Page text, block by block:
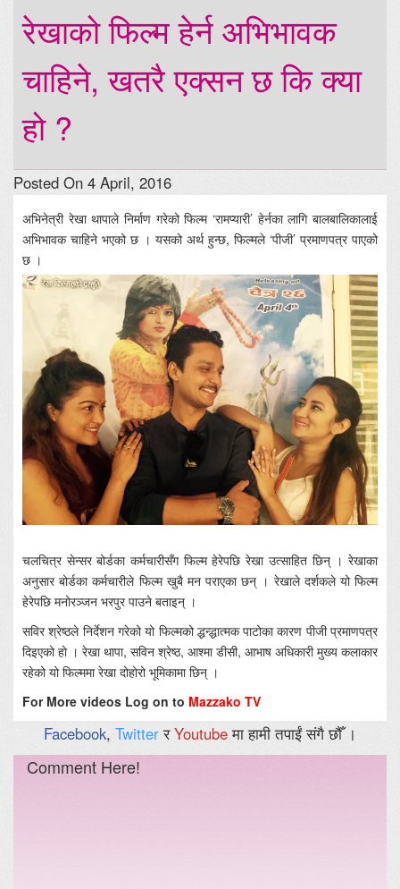
रेखाको फिल्म हेर्न अभिभावक
चाहिने, खतरै एक्सन छ कि क्या
हो ?
Posted On 4 April, 2016
अभिनेत्री रेखा थापाले निर्माण गरेको फिल्म ‘रामप्यारी’ हेर्नका लागि बालबालिकालाई
अभिभावक चाहिने भएको छ । यसको अर्थ हुन्छ, फिल्मले ‘पीजी’ प्रमाणपत्र पाएको
छ ।
चलचित्र सेन्सर बोर्डका कर्मचारीसँग फिल्म हेरेपछि रेखा उत्साहित छिन् । रेखाका
अनुसार बोर्डका कर्मचारीले फिल्म खुबै मन पराएका छन् । रेखाले दर्शकले यो फिल्म
हेरेपछि मनोरञ्जन भरपुर पाउने बताइन् ।
सविर श्रेष्ठले निर्देशन गरेको यो फिल्मको द्धन्द्धात्मक पाटोका कारण पीजी प्रमाणपत्र
दिइएको हो । रेखा थापा, सविन श्रेष्ठ, आश्मा डीसी, आभाष अधिकारी मुख्य कलाकार
रहेको यो फिल्ममा रेखा दोहोरो भूमिकामा छिन् ।
For More videos Log on to Mazzako TV
Facebook, TwitterरYoutubeमा हामी तपाईं संगै छौँ ।
Comment Here!